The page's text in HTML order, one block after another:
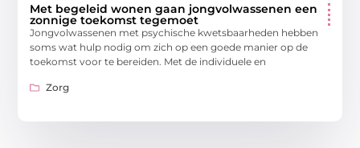
Met begeleid wonen gaan jongvolwassenen een
zonnige toekomst tegemoet
Jongvolwassenen met psychische kwetsbaarheden hebben
soms wat hulp nodig om zich op een goede manier op de
toekomst voor te bereiden. Met de individuele en
Zorg